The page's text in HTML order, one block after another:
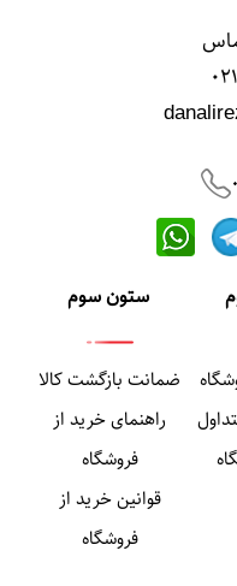
ستون سوم
قوانین خرید از
فروشگاه
راهنمای خرید از
فروشگاه
ضمانت بازگشت کالا